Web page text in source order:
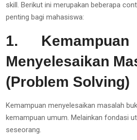
skill. Berikut ini merupakan beberapa
penting bagi mahasiswa:
1. Kemampuan
Menyelesaikan
(Problem Solving)
Kemampuan menyelesaikan masalah
kemampuan umum. Melainkan fondasi
seseorang.